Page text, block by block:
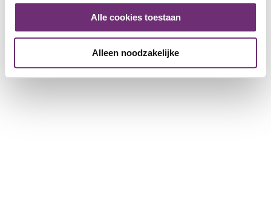
Alle cookies toestaan
Alleen noodzakelijke
Glowgolf Eindhoven